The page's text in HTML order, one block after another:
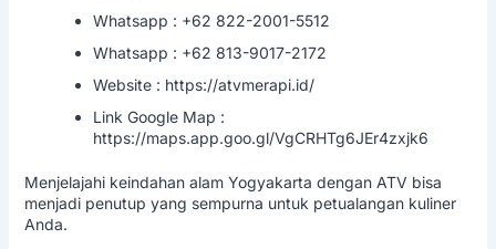
Whatsapp : +62 822-2001-5512
Whatsapp : +62 813-9017-2172
Website : https://atvmerapi.id/
Link Google Map :
https://maps.app.goo.gl/VgCRHTg6JEr4zxjk6
Menjelajahi keindahan alam Yogyakarta dengan ATV bisa
menjadi penutup yang sempurna untuk petualangan kuliner
Anda.